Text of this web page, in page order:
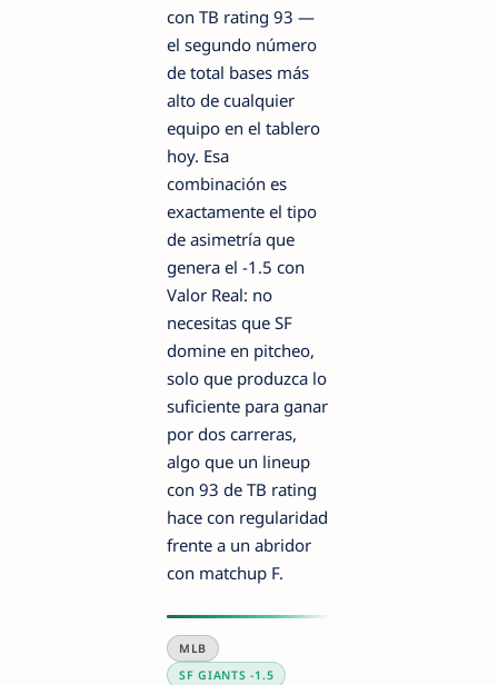
con TB rating 93 —
el segundo número
de total bases más
alto de cualquier
equipo en el tablero
hoy. Esa
combinación es
exactamente el tipo
de asimetría que
genera el -1.5 con
Valor Real: no
necesitas que SF
domine en pitcheo,
solo que produzca lo
suficiente para ganar
por dos carreras,
algo que un lineup
con 93 de TB rating
hace con regularidad
frente a un abridor
con matchup F.
MLB
SF GIANTS -1.5